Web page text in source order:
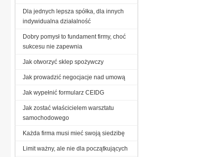
Dla jednych lepsza spółka, dla innych
indywidualna działalność
Dobry pomysł to fundament firmy, choć
sukcesu nie zapewnia
Jak otworzyć sklep spożywczy
Jak prowadzić negocjacje nad umową
Jak wypełnić formularz CEIDG
Jak zostać właścicielem warsztatu
samochodowego
Każda firma musi mieć swoją siedzibę
Limit ważny, ale nie dla początkujących